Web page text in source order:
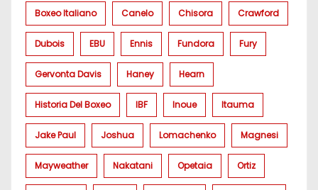
Boxeo Italiano Canelo Chisora Crawford
Dubois EBU Ennis Fundora Fury
Gervonta Davis Haney Hearn
Historia Del Boxeo IBF Inoue Itauma
Jake Paul Joshua Lomachenko Magnesi
Mayweather Nakatani Opetaia Ortiz